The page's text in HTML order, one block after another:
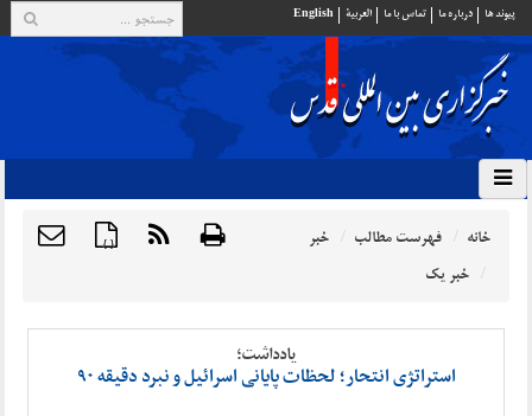
پيوند ها درباره ما تماس با ما العربية English
{ } خانه فهرست مطالب
خبر
خبر یک
یادداشت؛
استراتژی انتحار؛ لحظات پایانی اسرائیل و نبرد دقیقه ۹۰